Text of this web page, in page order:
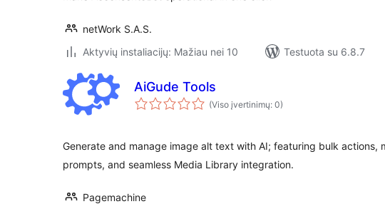
netWork S.A.S.
Aktyvių instaliacijų: Mažiau nei 10
Testuota su 6.8.7
AiGude Tools
(Viso įvertinimų: 0)
Generate and manage image alt text with AI; featuring bulk actions,
prompts, and seamless Media Library integration.
Pagemachine